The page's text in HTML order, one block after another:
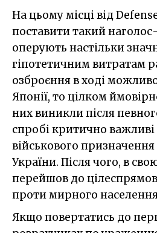
На цьому місці від
поставити такий
оперують настільки
гіпотетичним витратам
озброєння в ході
Японії, то цілком
них виникли після
спробі критично важливі
військового призначення
України. Після чого, в
перейшов до
проти мирного
Якщо повертатись до